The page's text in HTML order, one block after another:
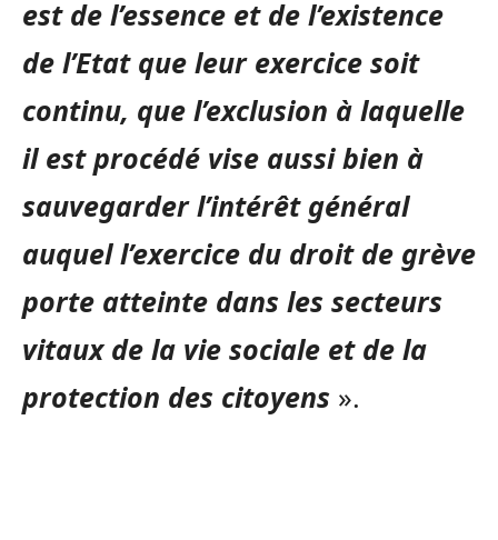
est de l’essence et de l’existence
de l’Etat que leur exercice soit
continu, que l’exclusion à laquelle
il est procédé vise aussi bien à
sauvegarder l’intérêt général
auquel l’exercice du droit de grève
porte atteinte dans les secteurs
vitaux de la vie sociale et de la
protection des citoyens ».